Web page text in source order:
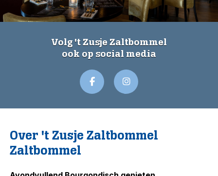
Volg 't Zusje Zaltbommel
ook op social media
Over 't Zusje Zaltbommel
Zaltbommel